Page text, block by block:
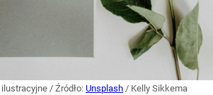
ilustracyjne / Źródło: Unsplash / Kelly Sikkema